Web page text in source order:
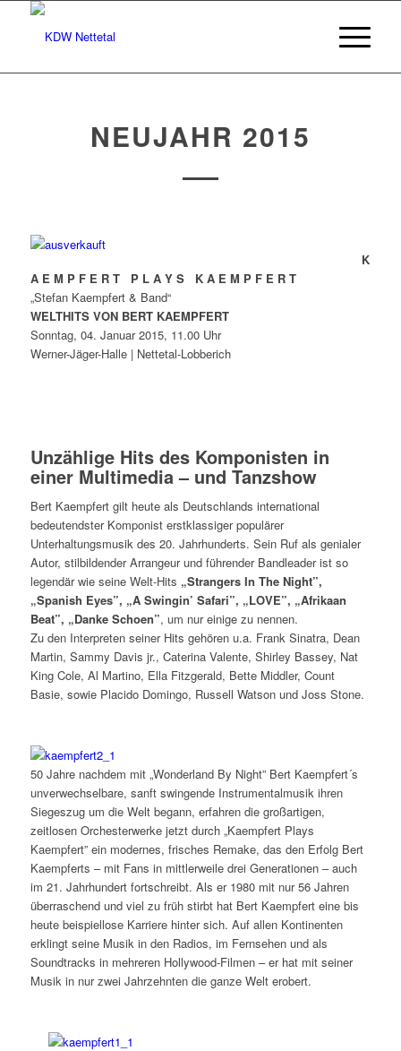
NEUJAHR 2015
K
A E M P F E R T P L A Y S K A E M P F E R T
„Stefan Kaempfert & Band“
WELTHITS VON BERT KAEMPFERT
Sonntag, 04. Januar 2015, 11.00 Uhr
Werner-Jäger-Halle | Nettetal-Lobberich
Unzählige Hits des Komponisten in
einer Multimedia – und Tanzshow
Bert Kaempfert gilt heute als Deutschlands international
bedeutendster Komponist erstklassiger populärer
Unterhaltungsmusik des 20. Jahrhunderts. Sein Ruf als genialer
Autor, stilbildender Arrangeur und führender Bandleader ist so
legendär wie seine Welt-Hits „Strangers In The Night”,
„Spanish Eyes”, „A Swingin’ Safari”, „LOVE”, „Afrikaan
Beat”, „Danke Schoen”, um nur einige zu nennen.
Zu den Interpreten seiner Hits gehören u.a. Frank Sinatra, Dean
Martin, Sammy Davis jr., Caterina Valente, Shirley Bassey, Nat
King Cole, Al Martino, Ella Fitzgerald, Bette Middler, Count
Basie, sowie Placido Domingo, Russell Watson und Joss Stone.
50 Jahre nachdem mit „Wonderland By Night” Bert Kaempfert´s
unverwechselbare, sanft swingende Instrumentalmusik ihren
Siegeszug um die Welt begann, erfahren die großartigen,
zeitlosen Orchesterwerke jetzt durch „Kaempfert Plays
Kaempfert” ein modernes, frisches Remake, das den Erfolg Bert
Kaempferts – mit Fans in mittlerweile drei Generationen – auch
im 21. Jahrhundert fortschreibt. Als er 1980 mit nur 56 Jahren
überraschend und viel zu früh stirbt hat Bert Kaempfert eine bis
heute beispiellose Karriere hinter sich. Auf allen Kontinenten
erklingt seine Musik in den Radios, im Fernsehen und als
Soundtracks in mehreren Hollywood-Filmen – er hat mit seiner
Musik in nur zwei Jahrzehnten die ganze Welt erobert.